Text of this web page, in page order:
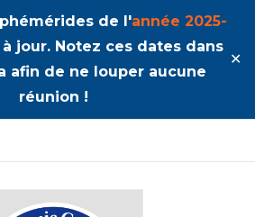
de l'année 2025-
jour. Notez ces dates dans
afin de ne louper aucune
réunion !
✕